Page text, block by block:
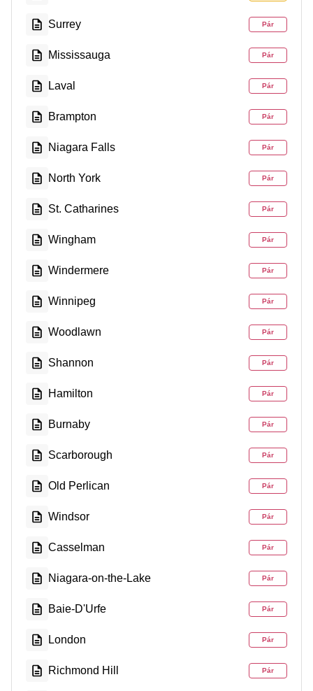
Surrey Pár
Mississauga Pár
Laval Pár
Brampton Pár
Niagara Falls Pár
North York Pár
St. Catharines Pár
Wingham Pár
Windermere Pár
Winnipeg Pár
Woodlawn Pár
Shannon Pár
Hamilton Pár
Burnaby Pár
Scarborough Pár
Old Perlican Pár
Windsor Pár
Casselman Pár
Niagara-on-the-Lake Pár
Baie-D'Urfe Pár
London Pár
Richmond Hill Pár